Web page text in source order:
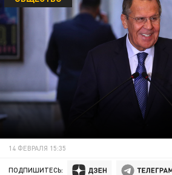
14 ФЕВРАЛЯ 15:35
ПОДПИШИТЕСЬ: